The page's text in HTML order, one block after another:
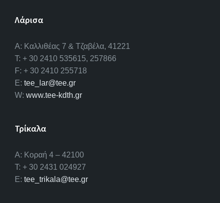
Λάρισα
A: Καλλιθέας 7 & Τζαβέλα, 41221
T: + 30 2410 535615, 257866
F: + 30 2410 255718
E: tee_lar@tee.gr
W: www.tee-kdth.gr
Τρίκαλα
Α: Κοραή 4 – 42100
T: + 30 2431 024927
E: tee_trikala@tee.gr